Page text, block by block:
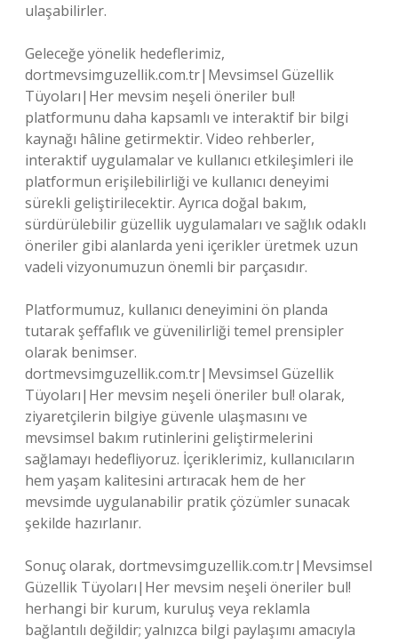
ulaşabilirler.
Geleceğe yönelik hedeflerimiz,
dortmevsimguzellik.com.tr|Mevsimsel Güzellik
Tüyoları|Her mevsim neşeli öneriler bul!
platformunu daha kapsamlı ve interaktif bir bilgi
kaynağı hâline getirmektir. Video rehberler,
interaktif uygulamalar ve kullanıcı etkileşimleri ile
platformun erişilebilirliği ve kullanıcı deneyimi
sürekli geliştirilecektir. Ayrıca doğal bakım,
sürdürülebilir güzellik uygulamaları ve sağlık odaklı
öneriler gibi alanlarda yeni içerikler üretmek uzun
vadeli vizyonumuzun önemli bir parçasıdır.
Platformumuz, kullanıcı deneyimini ön planda
tutarak şeffaflık ve güvenilirliği temel prensipler
olarak benimser.
dortmevsimguzellik.com.tr|Mevsimsel Güzellik
Tüyoları|Her mevsim neşeli öneriler bul! olarak,
ziyaretçilerin bilgiye güvenle ulaşmasını ve
mevsimsel bakım rutinlerini geliştirmelerini
sağlamayı hedefliyoruz. İçeriklerimiz, kullanıcıların
hem yaşam kalitesini artıracak hem de her
mevsimde uygulanabilir pratik çözümler sunacak
şekilde hazırlanır.
Sonuç olarak, dortmevsimguzellik.com.tr|Mevsimsel
Güzellik Tüyoları|Her mevsim neşeli öneriler bul!
herhangi bir kurum, kuruluş veya reklamla
bağlantılı değildir; yalnızca bilgi paylaşımı amacıyla